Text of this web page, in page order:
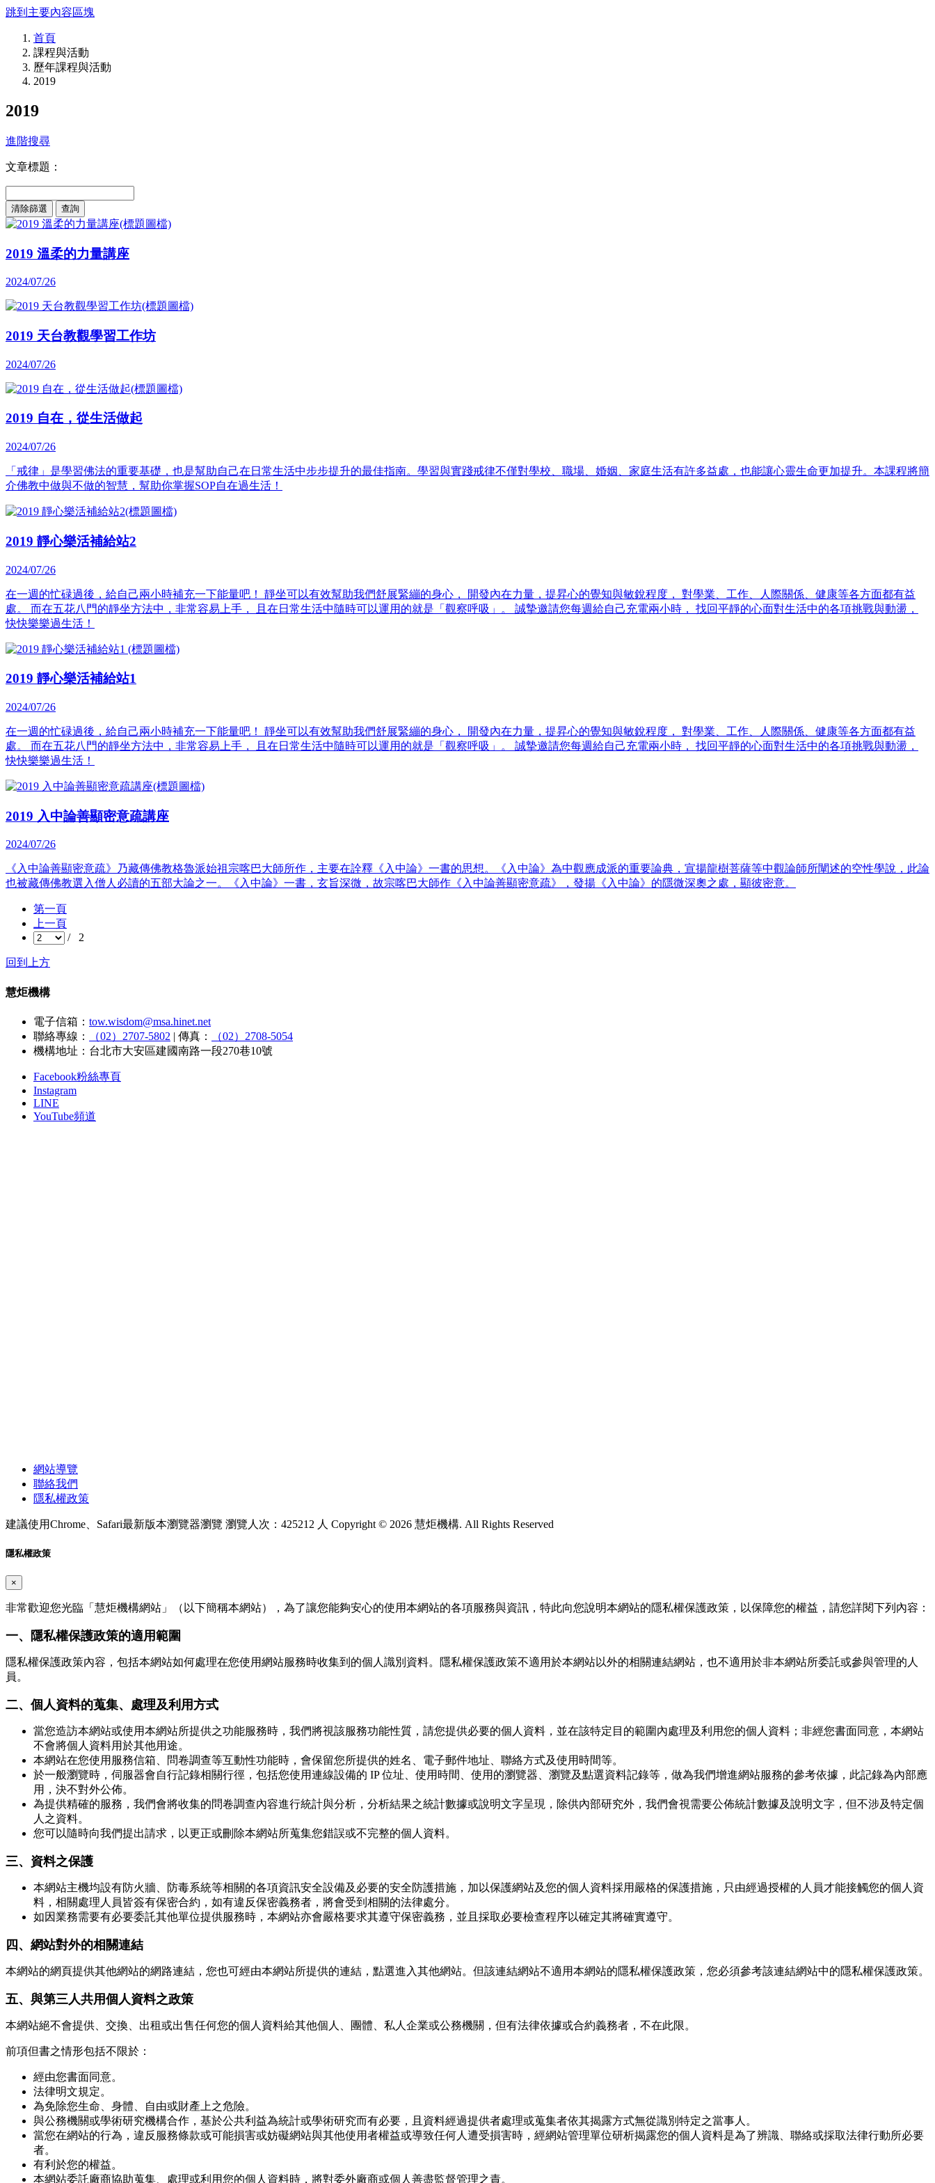
跳到主要內容區塊
首頁
課程與活動
歷年課程與活動
2019
2019
進階搜尋
文章標題：
清除篩選
2019 溫柔的力量講座
2024/07/26
2019 天台教觀學習工作坊
2024/07/26
2019 自在，從生活做起
2024/07/26
「戒律」是學習佛法的重要基礎，也是幫助自己在日常生活中步步提升的最佳指南。學習與實踐戒律不僅對學校、職場、婚姻、家庭生活有許多益處，也能讓心靈生命更加提升。本課程將簡
介佛教中做與不做的智慧，幫助你掌握SOP自在過生活！
2019 靜心樂活補給站2
2024/07/26
在一週的忙碌過後，給自己兩小時補充一下能量吧！ 靜坐可以有效幫助我們舒展緊繃的身心， 開發內在力量，提昇心的覺知與敏銳程度， 對學業、工作、人際關係、健康等各方面都有益
處。 而在五花八門的靜坐方法中，非常容易上手， 且在日常生活中隨時可以運用的就是「觀察呼吸」。 誠摯邀請您每週給自己充電兩小時， 找回平靜的心面對生活中的各項挑戰與動盪，
快快樂樂過生活！
2019 靜心樂活補給站1
2024/07/26
在一週的忙碌過後，給自己兩小時補充一下能量吧！ 靜坐可以有效幫助我們舒展緊繃的身心， 開發內在力量，提昇心的覺知與敏銳程度， 對學業、工作、人際關係、健康等各方面都有益
處。 而在五花八門的靜坐方法中，非常容易上手， 且在日常生活中隨時可以運用的就是「觀察呼吸」。 誠摯邀請您每週給自己充電兩小時， 找回平靜的心面對生活中的各項挑戰與動盪，
快快樂樂過生活！
2019 入中論善顯密意疏講座
2024/07/26
《入中論善顯密意疏》乃藏傳佛教格魯派始祖宗喀巴大師所作，主要在詮釋《入中論》一書的思想。《入中論》為中觀應成派的重要論典，宣揚龍樹菩薩等中觀論師所闡述的空性學說，此論
也被藏傳佛教選入僧人必讀的五部大論之一。《入中論》一書，玄旨深微，故宗喀巴大師作《入中論善顯密意疏》，發揚《入中論》的隱微深奧之處，顯彼密意。
第一頁
上一頁
/ 2
回到上方
慧炬機構
電子信箱： tow.wisdom@msa.hinet.net
聯絡專線：
（02）2707-5802 | 傳真：
（02）2708-5054
機構地址：台北市大安區建國南路一段270巷10號
Facebook粉絲專頁
Instagram
LINE
YouTube頻道
網站導覽
聯絡我們
隱私權政策
建議使用Chrome、Safari最新版本瀏覽器瀏覽 瀏覽人次：425212 人 Copyright © 2026 慧炬機構. All Rights Reserved
隱私權政策
×
非常歡迎您光臨「慧炬機構網站」（以下簡稱本網站），為了讓您能夠安心的使用本網站的各項服務與資訊，特此向您說明本網站的隱私權保護政策，以保障您的權益，請您詳閱下列內容：
一、隱私權保護政策的適用範圍
隱私權保護政策內容，包括本網站如何處理在您使用網站服務時收集到的個人識別資料。隱私權保護政策不適用於本網站以外的相關連結網站，也不適用於非本網站所委託或參與管理的人
員。
二、個人資料的蒐集、處理及利用方式
當您造訪本網站或使用本網站所提供之功能服務時，我們將視該服務功能性質，請您提供必要的個人資料，並在該特定目的範圍內處理及利用您的個人資料；非經您書面同意，本網站
不會將個人資料用於其他用途。
本網站在您使用服務信箱、問卷調查等互動性功能時，會保留您所提供的姓名、電子郵件地址、聯絡方式及使用時間等。
於一般瀏覽時，伺服器會自行記錄相關行徑，包括您使用連線設備的 IP 位址、使用時間、使用的瀏覽器、瀏覽及點選資料記錄等，做為我們增進網站服務的參考依據，此記錄為內部應
用，決不對外公佈。
為提供精確的服務，我們會將收集的問卷調查內容進行統計與分析，分析結果之統計數據或說明文字呈現，除供內部研究外，我們會視需要公佈統計數據及說明文字，但不涉及特定個
人之資料。
您可以隨時向我們提出請求，以更正或刪除本網站所蒐集您錯誤或不完整的個人資料。
三、資料之保護
本網站主機均設有防火牆、防毒系統等相關的各項資訊安全設備及必要的安全防護措施，加以保護網站及您的個人資料採用嚴格的保護措施，只由經過授權的人員才能接觸您的個人資
料，相關處理人員皆簽有保密合約，如有違反保密義務者，將會受到相關的法律處分。
如因業務需要有必要委託其他單位提供服務時，本網站亦會嚴格要求其遵守保密義務，並且採取必要檢查程序以確定其將確實遵守。
四、網站對外的相關連結
本網站的網頁提供其他網站的網路連結，您也可經由本網站所提供的連結，點選進入其他網站。但該連結網站不適用本網站的隱私權保護政策，您必須參考該連結網站中的隱私權保護政策。
五、與第三人共用個人資料之政策
本網站絕不會提供、交換、出租或出售任何您的個人資料給其他個人、團體、私人企業或公務機關，但有法律依據或合約義務者，不在此限。
前項但書之情形包括不限於：
經由您書面同意。
法律明文規定。
為免除您生命、身體、自由或財產上之危險。
與公務機關或學術研究機構合作，基於公共利益為統計或學術研究而有必要，且資料經過提供者處理或蒐集者依其揭露方式無從識別特定之當事人。
當您在網站的行為，違反服務條款或可能損害或妨礙網站與其他使用者權益或導致任何人遭受損害時，經網站管理單位研析揭露您的個人資料是為了辨識、聯絡或採取法律行動所必要
者。
有利於您的權益。
本網站委託廠商協助蒐集、處理或利用您的個人資料時，將對委外廠商或個人善盡監督管理之責。